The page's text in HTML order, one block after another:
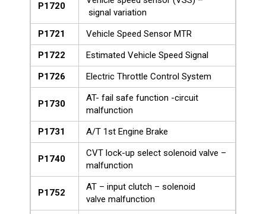
P1720
signal variation
P1721
Vehicle Speed Sensor MTR
P1722
Estimated Vehicle Speed Signal
P1726
Electric Throttle Control System
P1730
AT- fail safe function -circuit
malfunction
P1731
A/T 1st Engine Brake
P1740
CVT lock-up select solenoid valve –
malfunction
P1752
AT – input clutch – solenoid
valve malfunction